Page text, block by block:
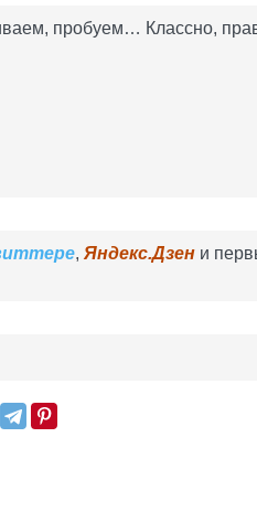
пробуем… Классно,
, Яндекс.Дзен и